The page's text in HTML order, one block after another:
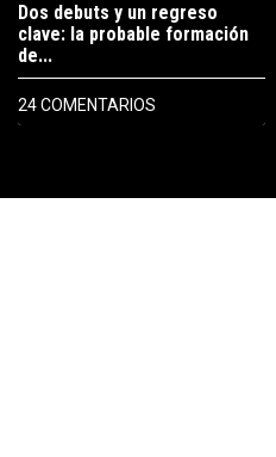
Dos debuts y un regreso
clave: la probable formación
de...
24 COMENTARIOS